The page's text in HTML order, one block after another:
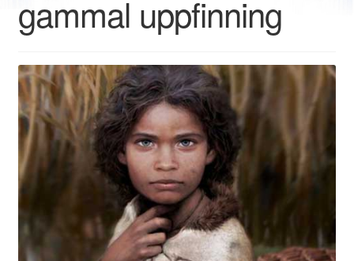
Är JAWPEER lämpligt för dig?
English
gammal uppfinning